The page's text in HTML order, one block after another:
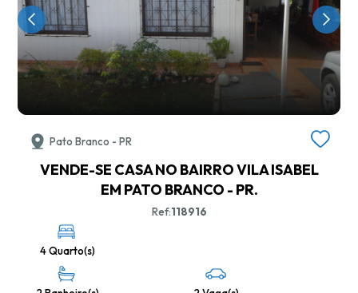
Pato Branco - PR
VENDE-SE CASA NO BAIRRO VILA ISABEL
EM PATO BRANCO - PR.
Ref:118916
4 Quarto(s)